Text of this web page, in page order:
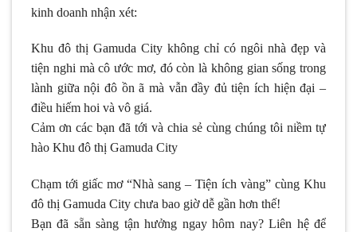
kinh doanh nhận xét:
Khu đô thị Gamuda City không chỉ có ngôi nhà đẹp và
tiện nghi mà cô ước mơ, đó còn là không gian sống trong
lành giữa nội đô ồn ã mà vẫn đầy đủ tiện ích hiện đại –
điều hiếm hoi và vô giá.
Cảm ơn các bạn đã tới và chia sẻ cùng chúng tôi niềm tự
hào Khu đô thị Gamuda City
Chạm tới giấc mơ “Nhà sang – Tiện ích vàng” cùng Khu
đô thị Gamuda City chưa bao giờ dễ gần hơn thế!
Bạn đã sẵn sàng tận hưởng ngay hôm nay? Liên hệ để